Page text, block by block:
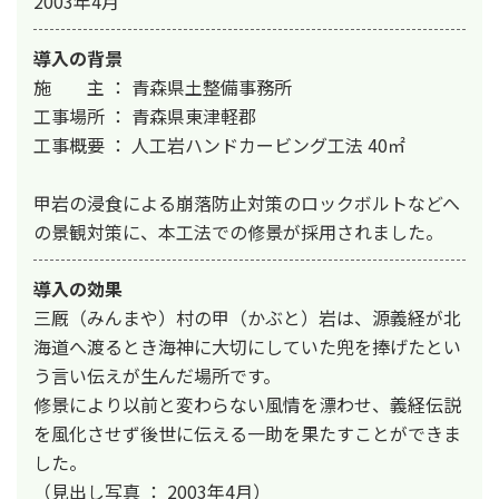
導入の背景
施　　主 ： 青森県土整備事務所
工事場所 ： 青森県東津軽郡
工事概要 ： 人工岩ハンドカービング工法 40㎡
甲岩の浸食による崩落防止対策のロックボルトなどへ
の景観対策に、本工法での修景が採用されました。
導入の効果
三厩（みんまや）村の甲（かぶと）岩は、源義経が北
海道へ渡るとき海神に大切にしていた兜を捧げたとい
う言い伝えが生んだ場所です。
修景により以前と変わらない風情を漂わせ、義経伝説
を風化させず後世に伝える一助を果たすことができま
した。
（見出し写真 ： 2003年4月）